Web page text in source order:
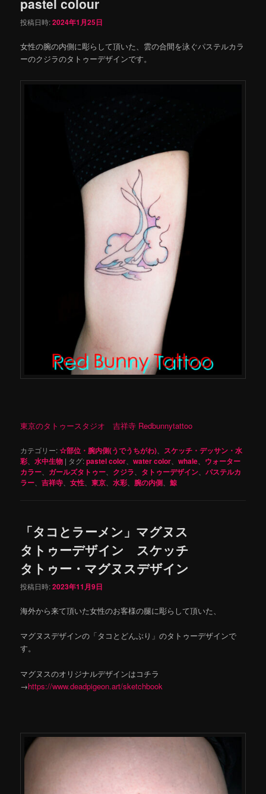
投稿日時:2024年1月25日
女性の腕の内側に彫らして頂いた、雲の合間を泳ぐパステルカラ
ーのクジラのタトゥーデザインです。
東京のタトゥースタジオ 吉祥寺 Redbunnytattoo
カテゴリー:☆部位・腕内側(うでうちがわ)
スケッチ・デッサン・水
彩 、水中生物 | タグ:pastel color 、water color 、whale
ウォーター
カラー
ガールズタトゥー クジラ タトゥーデザイン 、パステルカ
ラー 、吉祥寺 、女性 、東京 、水彩 腕の内側 、鯨
「タコとラーメン」マグヌス
タトゥーデザイン スケッチ
タトゥー・マグヌスデザイン
投稿日時:2023年11月9日
海外から来て頂いた女性のお客様の腿に彫らして頂いた、
マグヌスデザインの「タコとどんぶり」のタトゥーデザインで
す。
マグヌスのオリジナルデザインはコチラ
→https://www.deadpigeon.art/sketchbook